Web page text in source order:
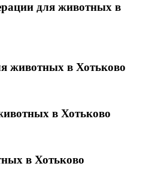
для животных в
животных в Хотьково
в Хотьково
в Хотьково